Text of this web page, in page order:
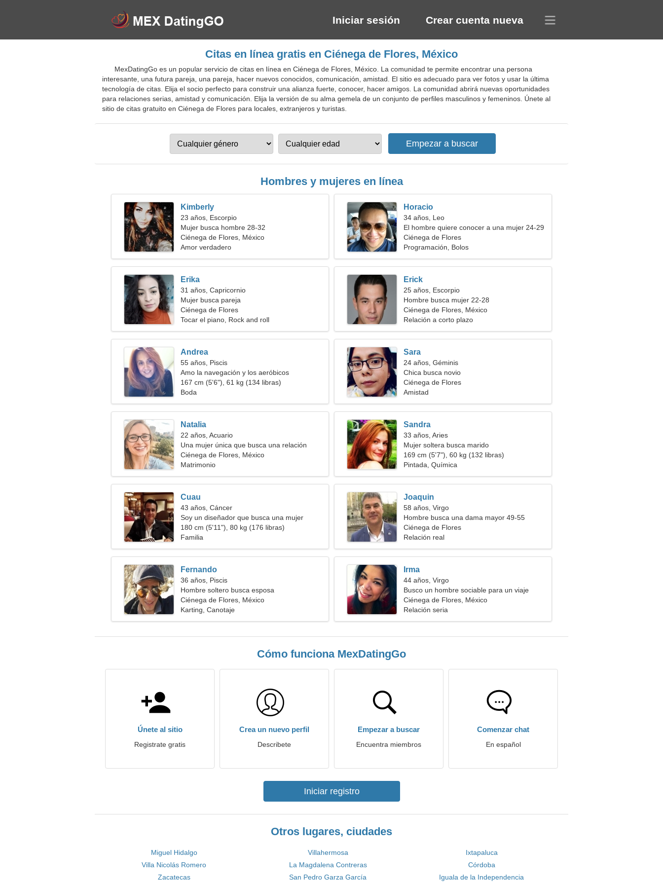
Iniciar sesión Crear cuenta nueva
Citas en línea gratis en Ciénega de Flores, México
MexDatingGo es un popular servicio de citas en línea en Ciénega de Flores, México. La comunidad te permite encontrar una persona
interesante, una futura pareja, una pareja, hacer nuevos conocidos, comunicación, amistad. El sitio es adecuado para ver fotos y usar la última
tecnología de citas. Elija el socio perfecto para construir una alianza fuerte, conocer, hacer amigos. La comunidad abrirá nuevas oportunidades
para relaciones serias, amistad y comunicación. Elija la versión de su alma gemela de un conjunto de perfiles masculinos y femeninos. Únete al
sitio de citas gratuito en Ciénega de Flores para locales, extranjeros y turistas.
Hombres y mujeres en línea
Kimberly
23 años, Escorpio
Mujer busca hombre 28-32
Ciénega de Flores, México
Amor verdadero
Horacio
34 años, Leo
El hombre quiere conocer a una mujer 24-29
Ciénega de Flores
Programación, Bolos
Erika
31 años, Capricornio
Mujer busca pareja
Ciénega de Flores
Tocar el piano, Rock and roll
Erick
25 años, Escorpio
Hombre busca mujer 22-28
Ciénega de Flores, México
Relación a corto plazo
Andrea
55 años, Piscis
Amo la navegación y los aeróbicos
167 cm (5'6"), 61 kg (134 libras)
Boda
Sara
24 años, Géminis
Chica busca novio
Ciénega de Flores
Amistad
Natalia
22 años, Acuario
Una mujer única que busca una relación
seria
Ciénega de Flores, México
Matrimonio
Sandra
33 años, Aries
Mujer soltera busca marido
169 cm (5'7"), 60 kg (132 libras)
Pintada, Química
Cuau
43 años, Cáncer
Soy un diseñador que busca una mujer
atractiva
180 cm (5'11"), 80 kg (176 libras)
Familia
Joaquin
58 años, Virgo
Hombre busca una dama mayor 49-55
Ciénega de Flores
Relación real
Fernando
36 años, Piscis
Hombre soltero busca esposa
Ciénega de Flores, México
Karting, Canotaje
Irma
44 años, Virgo
Busco un hombre sociable para un viaje
conjunto
Ciénega de Flores, México
Relación seria
Cómo funciona MexDatingGo
Únete al sitio
Registrate gratis
Crea un nuevo perfil
Describete
Empezar a buscar
Encuentra miembros
Comenzar chat
En español
Iniciar registro
Otros lugares, ciudades
Miguel Hidalgo Villahermosa
Ixtapaluca
Villa Nicolás Romero
La Magdalena Contreras
Córdoba
Zacatecas
San Pedro Garza García Iguala de la Independencia